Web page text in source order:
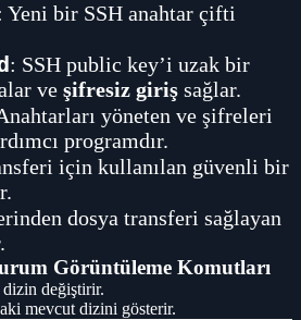
Yeni bir SSH anahtar çifti
: SSH public key’i uzak bir
ve şifresiz giriş sağlar.
yöneten ve şifreleri
programdır.
için kullanılan güvenli bir
dosya transferi sağlayan
Görüntüleme Komutları
değiştirir.
mevcut dizini gösterir.